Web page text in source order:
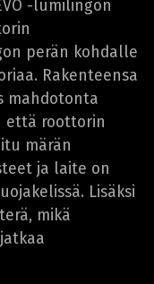
-lumilingon
perän kohdalle
Rakenteensa
mahdotonta
että roottorin
märän
ja laite on
Lisäksi
mikä